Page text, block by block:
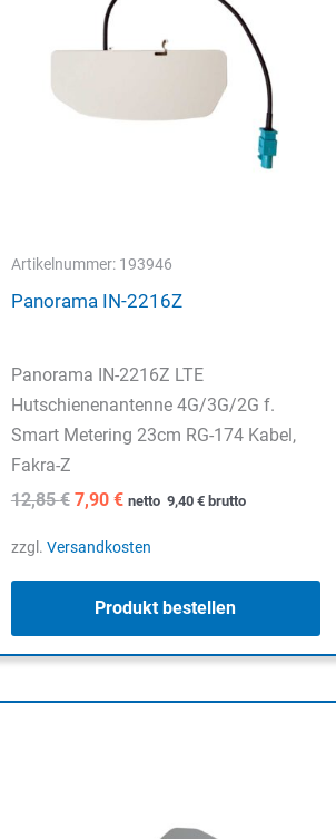
Artikelnummer: 193946
Panorama IN-2216Z
Panorama IN-2216Z LTE
Hutschienenantenne 4G/3G/2G f.
Smart Metering 23cm RG-174 Kabel,
Fakra-Z
12,85€ Ursprünglicher
war:
7,90 €Aktueller
ist:
netto 9,40 €brutto
zzgl. Versandkosten
Produkt bestellen